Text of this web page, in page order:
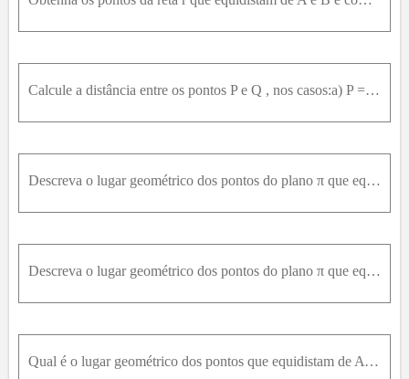
Calcule a distância entre os pontos P e Q , nos casos:a) P = 0 ,- 1 ,0 ,Q = ( - 1 ,1 ,0 ) b) P = - 1 ,- 3 ,4 ,Q = ( 1 ,2 ,- 8 )
Descreva o lugar geométrico dos pontos do plano π que equidistam de A e B e comente as peculiaridades geométricas de cada caso.c) π : x - 3 y + z = 0A = 1 ,4 ,0 B = 3 ,- 2 ,2
Descreva o lugar geométrico dos pontos do plano π que equidistam de A e B e comente as peculiaridades geométricas de cada caso.b) π : 2 x + 2 y - z = 0A = 0 ,1 , 1 2 B = 2 ,3 ,- 1 2
Qual é o lugar geométrico dos pontos que equidistam de A = ( 1 ,0 ,0 ) e B = ( - 1 ,1 ,0 ) e também de C = ( 0 ,2 ,0 ) e D = ( 0 ,0 ,0 ) ? Descreva-o por meio de equações.